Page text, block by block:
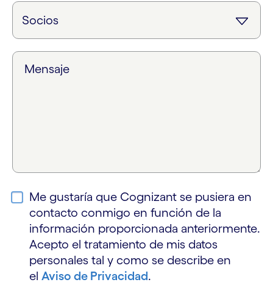
Mensaje
Me gustaría que Cognizant se pusiera en
contacto conmigo en función de la
información proporcionada anteriormente.
Acepto el tratamiento de mis datos
personales tal y como se describe en
el Aviso de Privacidad.